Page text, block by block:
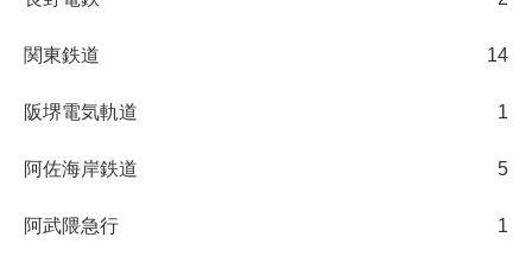
関東鉄道 14
阪堺電気軌道 1
阿佐海岸鉄道 5
阿武隈急行 1